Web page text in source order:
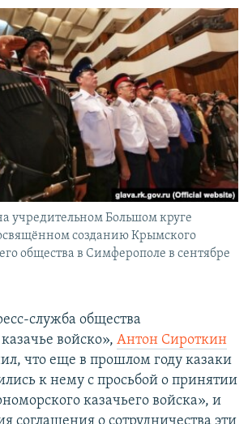
учредительном Большом круге
созданию Крымского
общества в Симферополе в сентябре
служба общества
войско», Антон Сироткин
что еще в прошлом году казаки
к нему с просьбой о принятии
казачьего войска», и